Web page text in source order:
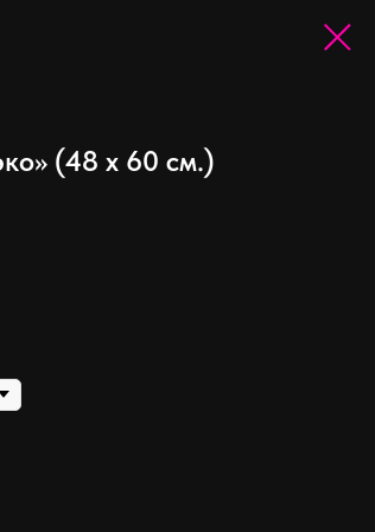
(48 х 60 см.)